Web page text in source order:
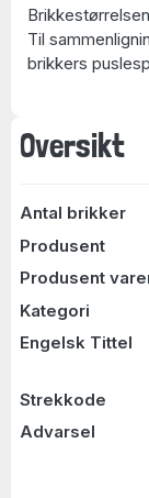
Oversikt
Antal brikker
Produsent
Produsent
Kategori
Engelsk Tittel
Strekkode
Advarsel
Til
brikkers